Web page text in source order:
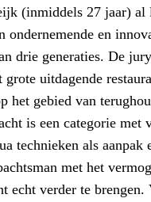
(inmiddels 27 jaar) al
ondernemende en
drie generaties. De
grote uitdagende
het gebied van
is een categorie
technieken als
met het
echt verder te